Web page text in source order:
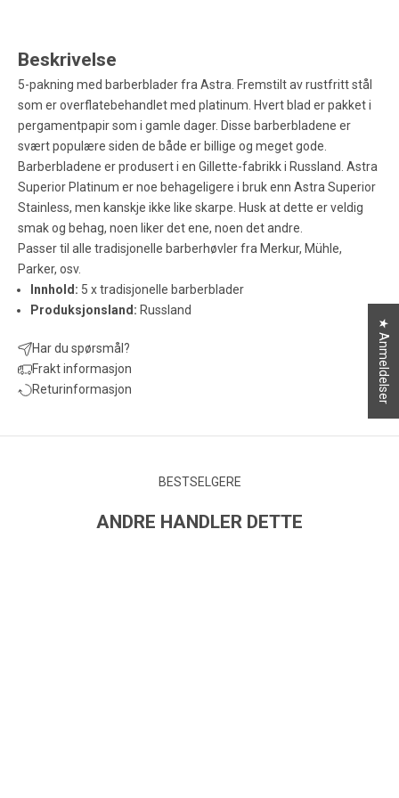
Beskrivelse
5-pakning med barberblader fra Astra. Fremstilt av rustfritt stål
som er overflatebehandlet med platinum. Hvert blad er pakket i
pergamentpapir som i gamle dager. Disse barberbladene er
svært populære siden de både er billige og meget gode.
Barberbladene er produsert i en Gillette-fabrikk i Russland. Astra
Superior Platinum er noe behageligere i bruk enn Astra Superior
Stainless, men kanskje ikke like skarpe. Husk at dette er veldig
smak og behag, noen liker det ene, noen det andre.
Passer til alle tradisjonelle barberhøvler fra Merkur, Mühle,
Parker, osv.
Innhold: 5 x tradisjonelle barberblader
Produksjonsland: Russland
Har du spørsmål?
Frakt informasjon
Returinformasjon
BESTSELGERE
ANDRE HANDLER DETTE
★ Anmeldelser